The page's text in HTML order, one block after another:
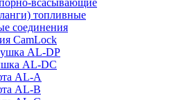
всасывающие
топливные
соединения
CamLock
AL-DP
AL-DC
AL-A
AL-B